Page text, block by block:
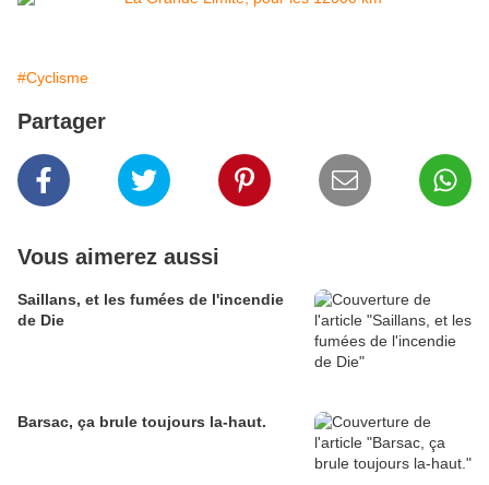
#Cyclisme
Partager
Vous aimerez aussi
Saillans, et les fumées de l'incendie
de Die
Barsac, ça brule toujours la-haut.